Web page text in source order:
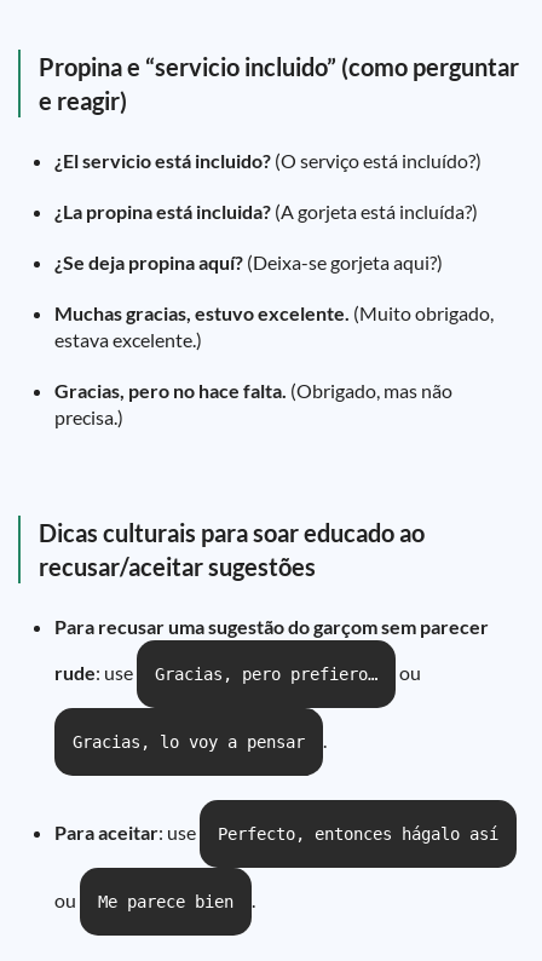
Propina e “servicio incluido” (como perguntar
e reagir)
¿El servicio está incluido? (O serviço está incluído?)
¿La propina está incluida? (A gorjeta está incluída?)
¿Se deja propina aquí? (Deixa-se gorjeta aqui?)
Muchas gracias, estuvo excelente. (Muito obrigado,
estava excelente.)
Gracias, pero no hace falta. (Obrigado, mas não
precisa.)
Dicas culturais para soar educado ao
recusar/aceitar sugestões
Para recusar uma sugestão do garçom sem parecer
rude: use Gracias, pero prefiero… ou
Gracias, lo voy a pensar .
Para aceitar: use Perfecto, entonces hágalo así
ou Me parece bien .